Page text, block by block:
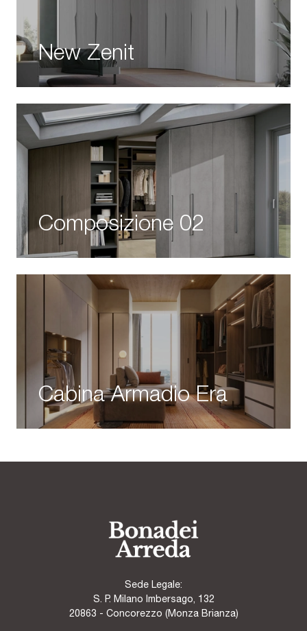
New Zenit
Composizione 02
Cabina Armadio Era
Sede Legale:
S. P. Milano Imbersago, 132
20863 - Concorezzo (Monza Brianza)